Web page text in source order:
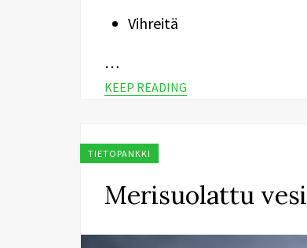
Vihreitä
…
KEEP READING
TIETOPANKKI
Merisuolattu vesi